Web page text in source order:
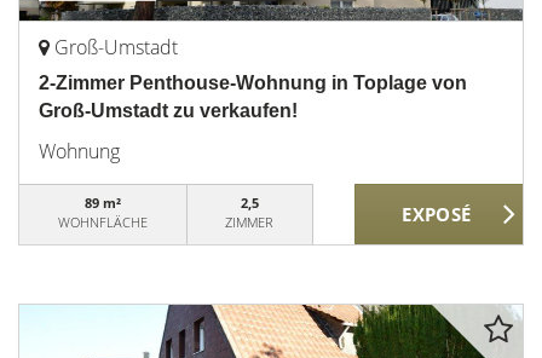
Groß-Umstadt
2-Zimmer Penthouse-Wohnung in Toplage von
Groß-Umstadt zu verkaufen!
Wohnung
89 m²
WOHNFLÄCHE
2,5
ZIMMER